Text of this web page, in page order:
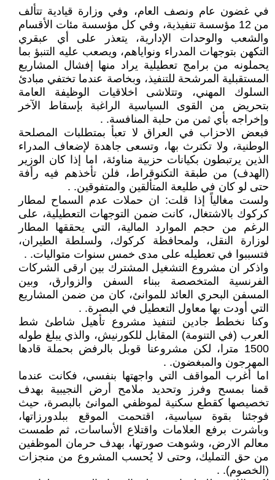
في غضون عام ونصف العام، وفي وزارة قيادية تتألف
من 12 مؤسسة تنفيذية، وفي كل مؤسسة مئات الأقسام
والشعب والوحدات الإدارية، يتعذر على أي عبقري
التكهن بتوجهات المدراء ونواياهم، ويصعب عليه التنبؤ بما
يحملونه من برامج تعطيلية يراد منها إفشال المشاريع
المستقبلية المرشحة للتنفيذ، وبخاصة عندما تختفي مبادئ
السلوك المهني، وتتلاشى اخلاقيات الوظيفة العامة
بتحريض من القوى السياسية الراغبة بإسقاط الآخر
وإخراجه بأي ثمن من حلبة المنافسة. .
فبعض الاحزاب في العراق لا تعبأ بمتطلبات المصلحة
الوطنية، ولا تكترث بها، وتسعى جاهدة لإضعاف المدراء
الذين يرتبطون بكيانات حزبية مناوئة، اما إذا كان الوزير
(الهدف) من طبقة التكنوقراط، فلن تأخذهم فيه رأفة
حتى لو كان في طليعة المتألقين والمتفوقين. .
ولست مغالياً إذا قلت: ان حملات عدم السماح لمطار
كركوك بالاشتغال، كانت ضمن التوجهات التعطيلية، على
الرغم من حجم الموارد المالية، التي يحققها المطار
لوزارة النقل، ولمحافظة كركوك، ولسلطة الطيران،
فتسببوا في تعطيله على مدى خمس سنوات متواليات. .
واذكر ان مشروع التشغيل المشترك بين ارقى الشركات
الفرنسية المتخصصة ببناء السفن والزوارق، وبين
المسفن البحري العائد للموانئ، كان من ضمن المشاريع
التي أودت بها معاول التعطيل في البصرة. .
وكنا نخطط جادين لتنفيذ مشروع تأهيل شاطئ شط
العرب (في التنومة) المقابل للكورنيش، والذي يبلغ طوله
1500 مترا، لكن مشروعنا قوبل بالرفض بحملة قادها
المهرجون والمبغضون. .
اما أغرب المواقف التي واجهتها بنفسي، فكانت عندما
قمنا بمسح وفرز وتحديد ملامح أرض النجيبية بهدف
تخصيصها كقطع سكنية لموظفي الموانئ بالبصرة، ‏حيث
فوجئنا بقوة سياسية، اقتحمت الموقع ببلدورزاتها،
وباشرت برفع العلامات واقتلاع الأساسات، ثم طمست
معالم الارض، وشوهت صورتها، بهدف حرمان الموظفين
من حق التمليك، وحتى لا يُحسب المشروع من منجزات
(الخصوم). .